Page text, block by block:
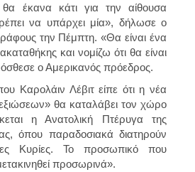
έκανα κάτι για την αίθουσα
να υπάρχει μία», δήλωσε ο
την Πέμπτη. «Θα είναι ένα
και νομίζω ότι θα είναι
ο Αμερικανός πρόεδρος.
Καρολάιν Λέβιτ είπε ότι η νέα
θα καταλάβει τον χώρο
η Ανατολική Πτέρυγα της
όπου παραδοσιακά διατηρούν
Κυρίες. Το προσωπικό που
προσωρινά».